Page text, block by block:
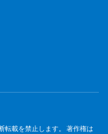
転載を禁止します。 著作権は